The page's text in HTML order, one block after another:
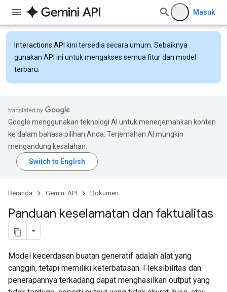
Masuk
Interactions API kini tersedia secara umum. Sebaiknya
gunakan API ini untuk mengakses semua fitur dan model
terbaru.
Google menggunakan teknologi AI untuk menerjemahkan konten
ke dalam bahasa pilihan Anda. Terjemahan AI mungkin
mengandung kesalahan.
Beranda Gemini API Dokumen
Panduan keselamatan dan faktualitas
Model kecerdasan buatan generatif adalah alat yang
canggih, tetapi memiliki keterbatasan. Fleksibilitas dan
penerapannya terkadang dapat menghasilkan output yang